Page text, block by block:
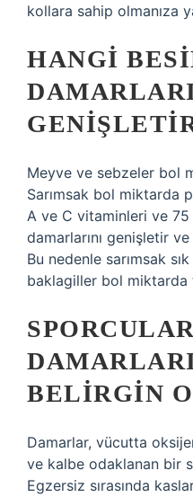
kollara sahip olmanıza
HANGI
Meyve ve sebzeler bol
Sarımsak bol miktarda
A ve C vitaminleri ve
damarlarını genişletir ve
Bu nedenle sarımsak
baklagiller bol miktarda
BELIRGIN
Damarlar, vücutta
ve kalbe odaklanan bir
Egzersiz sırasında